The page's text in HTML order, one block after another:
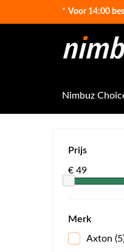
* Voor 14:00
Nimbuz
Prijs
€ 49
Merk
Axton